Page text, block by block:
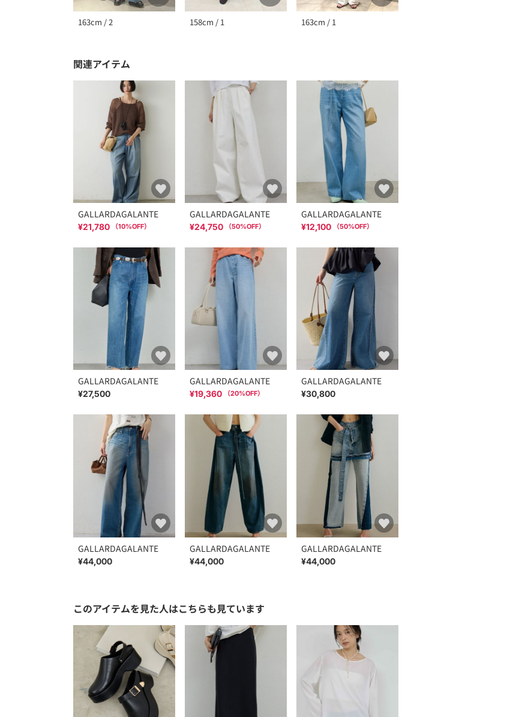
163cm / 2 158cm / 1 163cm / 1
関連アイテム
GALLARDAGALANTE
¥21,780 （10%OFF）
GALLARDAGALANTE
¥24,750 （50%OFF）
GALLARDAGALANTE
¥12,100 （50%OFF）
GALLARDAGALANTE
¥27,500
GALLARDAGALANTE
¥19,360 （20%OFF）
GALLARDAGALANTE
¥30,800
GALLARDAGALANTE
¥44,000
GALLARDAGALANTE
¥44,000
GALLARDAGALANTE
¥44,000